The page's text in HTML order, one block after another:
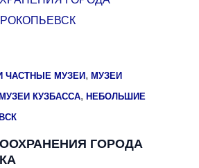
ЧАСТНЫЕ МУЗЕИ ,МУЗЕИ
МУЗЕИ КУЗБАССА,НЕБОЛЬШИЕ
ГОРОДА